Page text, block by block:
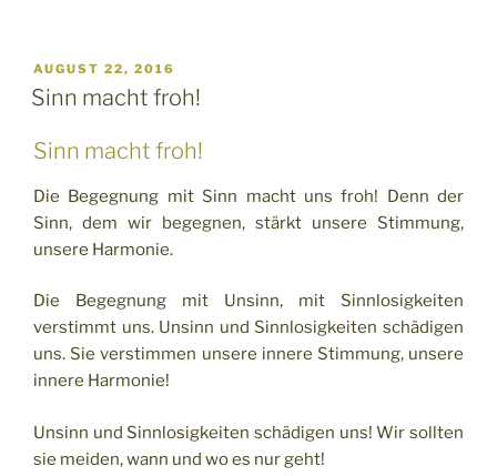
VERÖFFENTLICHT
AM
AUGUST 22, 2016
Sinn macht froh!
Sinn macht froh!
Die Begegnung mit Sinn macht uns froh! Denn der
Sinn, dem wir begegnen, stärkt unsere Stimmung,
unsere Harmonie.
Die Begegnung mit Unsinn, mit Sinnlosigkeiten
verstimmt uns. Unsinn und Sinnlosigkeiten schädigen
uns. Sie verstimmen unsere innere Stimmung, unsere
innere Harmonie!
Unsinn und Sinnlosigkeiten schädigen uns! Wir sollten
sie meiden, wann und wo es nur geht!